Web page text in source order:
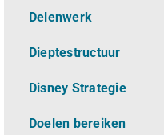
Delenwerk
Dieptestructuur
Disney Strategie
Doelen bereiken